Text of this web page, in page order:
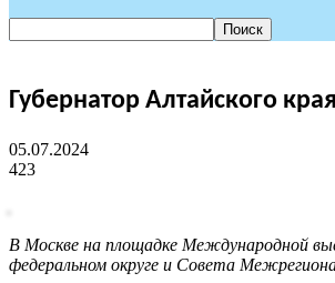
Губернатор Алтайского
05.07.2024
423
В Москве на площадке Международной
федеральном округе и Совета